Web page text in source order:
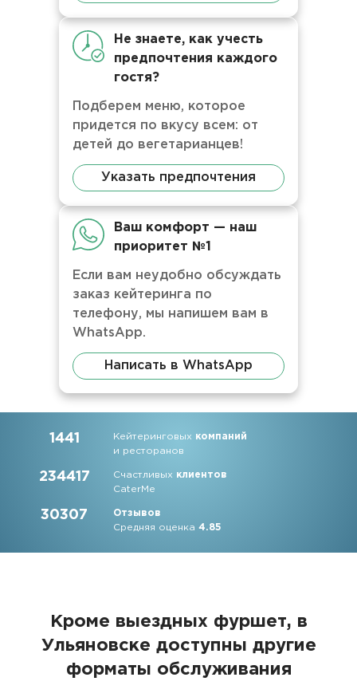
Не знаете, как учесть
предпочтения каждого
гостя?
Подберем меню, которое
придется по вкусу всем: от
детей до вегетарианцев!
Указать предпочтения
Ваш комфорт — наш
приоритет №1
Если вам неудобно обсуждать
заказ кейтеринга по
телефону, мы напишем вам в
WhatsApp.
Написать в WhatsApp
1441 Кейтеринговых компаний
и ресторанов
234417 Счастливых клиентов
CaterMe
30307
Отзывов
Средняя оценка4.85
Кроме выездных фуршет, в
Ульяновске доступны другие
форматы обслуживания